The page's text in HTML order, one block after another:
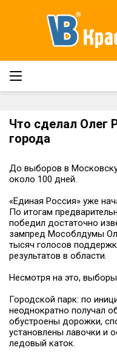
Что сделал Олег
города
До выборов в
около 100 дней.
«Единая Россия» уже
По итогам
победил достаточно
зампред Мособлдумы
тысяч голосов
результатов в области.
Несмотря на это,
Городской парк: по
неоднократно получал
обустроены дорожки,
установлены лавочки и
ледовый каток.